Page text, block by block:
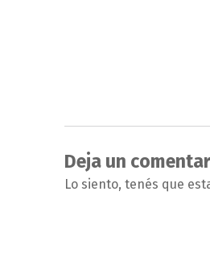
Deja un
Lo siento, tenés que